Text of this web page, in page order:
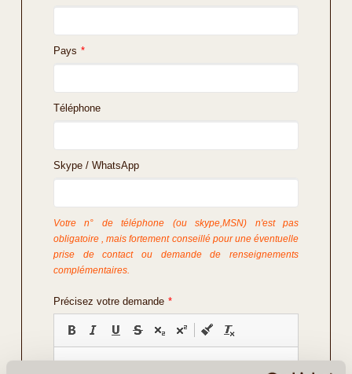
Pays *
Téléphone
Skype / WhatsApp
Votre n° de téléphone (ou skype,MSN) n'est pas
obligatoire , mais fortement conseillé pour une éventuelle
prise de contact ou demande de renseignements
complémentaires.
Précisez votre demande *